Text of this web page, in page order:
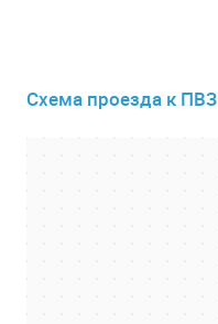
Схема проезда к ПВЗ